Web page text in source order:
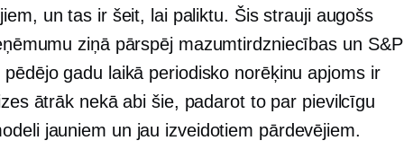
un tas ir šeit, lai paliktu. Šisstrauji augošs
ziņā pārspēj mazumtirdzniecības un S&P
gadu laikā periodisko norēķinu apjoms ir
ātrāk nekā abi šie, padarot to par pievilcīgu
jauniem un jau izveidotiem pārdevējiem.